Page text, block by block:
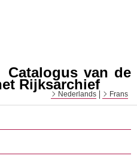
Catalogus van de
Rijksarchief
Nederlands Frans